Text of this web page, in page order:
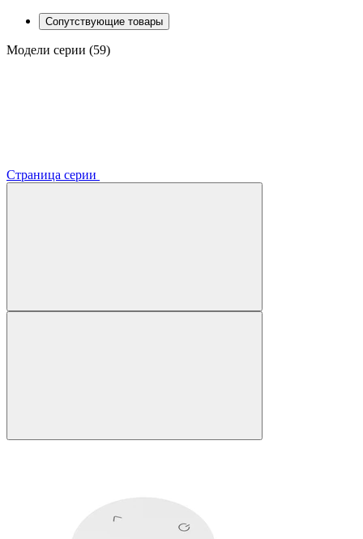
Сопутствующие товары
Модели серии (59)
Страница серии